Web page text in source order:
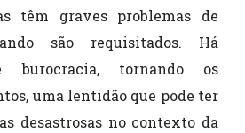
têm graves problemas de
são requisitados. Há
burocracia, tornando os
uma lentidão que pode ter
desastrosas no contexto da